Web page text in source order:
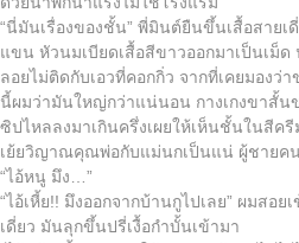
“นี่มันเรื่องของชั้น” พี่มินต์ยืนขึ้นเสื้อสาย
แขน หัวนมเบียดเสื้อสีขาวออกมาเป็นเม็
ลอยไม่ติดกับเอวที่คอกกิ่ว จากที่เคยมอง
นี้ผมว่ามันใหญ่กว่าแน่นอน กางเกงขาสั้
ซิปไหลลงมาเกินครึ่งเผยให้เห็นชั้นในสีค
เย้ยวิญาณคุณพ่อกับแม่นกเป็นแน่ ผู้ชาย
“ไอ้หนู มึง…”
“ไอ้เหี้ย!! มึงออกจากบ้านกูไปเลย” ผมสอ
เดี่ยว มันลุกขึ้นปรี่เงื้อกำบั้นเข้ามา